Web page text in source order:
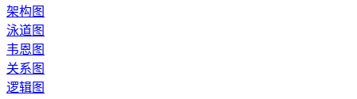
架构图
泳道图
韦恩图
关系图
逻辑图